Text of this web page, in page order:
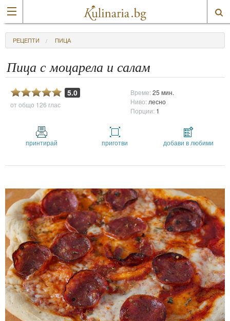
РЕЦЕПТИ ПИЦА
Пица с моцарела и салам
5.0
от общо 126 глас
Време:25 мин.
Ниво: лесно
Порции: 1
принтирай приготви добави в любими